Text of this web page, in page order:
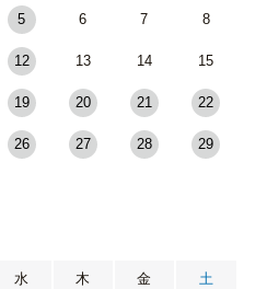
5 6 7 8
12 13 14 15
19 20 21 22
26 27 28 29
水 木 金 土